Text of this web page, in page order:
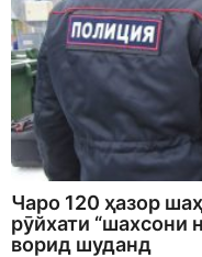
Чаро 120 ҳазор
рӯйхати “шахсони
ворид шуданд